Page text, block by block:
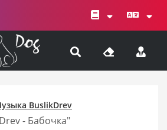
BuslikDrev
- Бабочка"